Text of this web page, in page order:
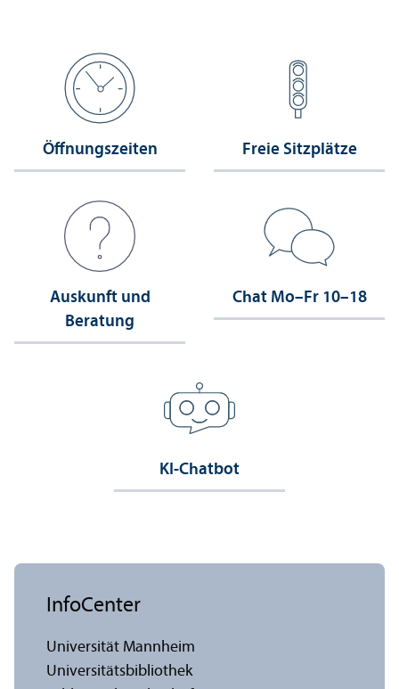
Öffnungs­zeiten Freie Sitzplätze
Auskunft und
Beratung
Chat Mo–Fr 10–18
KI-Chatbot
InfoCenter
Universität Mannheim
Universitäts­bibliothek